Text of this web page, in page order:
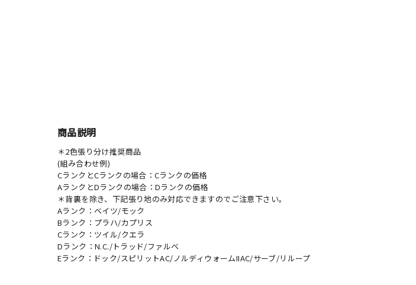
商品説明
＊2色張り分け推奨商品
(組み合わせ例)
CランクとCランクの場合：Cランクの価格
AランクとDランクの場合：Dランクの価格
＊背裏を除き、下記張り地のみ対応できますのでご注意下さい。
Aランク：ベイツ/モック
Bランク：プラハ/カプリス
Cランク：ツイル/クエラ
Dランク：N.C./トラッド/ファルベ
Eランク：ドック/スピリットAC/ノルディウォームIIAC/サーブ/リループ